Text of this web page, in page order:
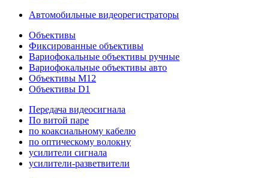
Автомобильные видеорегистраторы
Объективы
Фиксированные объективы
Вариофокальные объективы ручные
Вариофокальные объективы авто
Объективы M12
Объективы D1
Передача видеосигнала
По витой паре
по коаксиальному кабелю
по оптическому волокну
усилители сигнала
усилители-разветвители